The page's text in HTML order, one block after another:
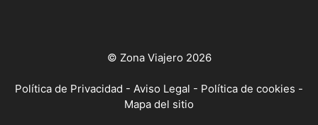
© Zona Viajero 2026
Política de Privacidad - Aviso Legal - Política de cookies -
Mapa del sitio